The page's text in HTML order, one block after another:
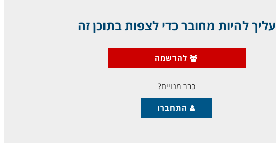
עליך להיות מחובר כדי לצפות בתוכן זה
להרשמה
כבר מנויים?
התחברו